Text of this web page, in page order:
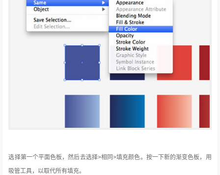
选择第一个平面色板，然后去选择>相同>填充颜色。 按一下新的渐变色板，用
吸管工具，以取代所有填充。